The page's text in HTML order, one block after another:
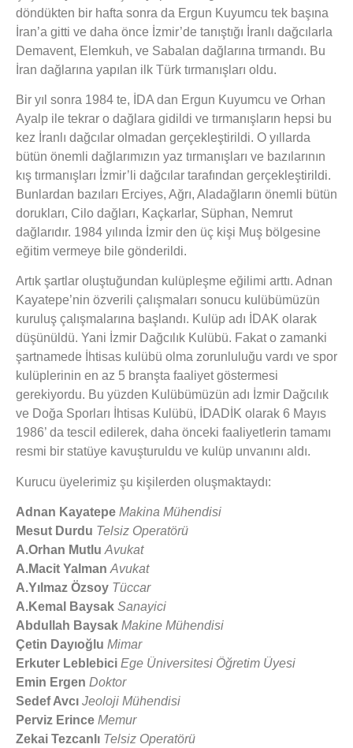
döndükten bir hafta sonra da Ergun Kuyumcu tek başına
İran’a gitti ve daha önce İzmir’de tanıştığı İranlı dağcılarla
Demavent, Elemkuh, ve Sabalan dağlarına tırmandı. Bu
İran dağlarına yapılan ilk Türk tırmanışları oldu.
Bir yıl sonra 1984 te, İDA dan Ergun Kuyumcu ve Orhan
Ayalp ile tekrar o dağlara gidildi ve tırmanışların hepsi bu
kez İranlı dağcılar olmadan gerçekleştirildi. O yıllarda
bütün önemli dağlarımızın yaz tırmanışları ve bazılarının
kış tırmanışları İzmir’li dağcılar tarafından gerçekleştirildi.
Bunlardan bazıları Erciyes, Ağrı, Aladağların önemli bütün
dorukları, Cilo dağları, Kaçkarlar, Süphan, Nemrut
dağlarıdır. 1984 yılında İzmir den üç kişi Muş bölgesine
eğitim vermeye bile gönderildi.
Artık şartlar oluştuğundan kulüpleşme eğilimi arttı. Adnan
Kayatepe’nin özverili çalışmaları sonucu kulübümüzün
kuruluş çalışmalarına başlandı. Kulüp adı İDAK olarak
düşünüldü. Yani İzmir Dağcılık Kulübü. Fakat o zamanki
şartnamede İhtisas kulübü olma zorunluluğu vardı ve spor
kulüplerinin en az 5 branşta faaliyet göstermesi
gerekiyordu. Bu yüzden Kulübümüzün adı İzmir Dağcılık
ve Doğa Sporları İhtisas Kulübü, İDADİK olarak 6 Mayıs
1986’ da tescil edilerek, daha önceki faaliyetlerin tamamı
resmi bir statüye kavuşturuldu ve kulüp unvanını aldı.
Kurucu üyelerimiz şu kişilerden oluşmaktaydı:
Adnan Kayatepe Makina Mühendisi
Mesut Durdu Telsiz Operatörü
A.Orhan Mutlu Avukat
A.Macit Yalman Avukat
A.Yılmaz Özsoy Tüccar
A.Kemal Baysak Sanayici
Abdullah Baysak Makine Mühendisi
Çetin Dayıoğlu Mimar
Erkuter Leblebici Ege Üniversitesi Öğretim Üyesi
Emin Ergen Doktor
Sedef Avcı Jeoloji Mühendisi
Perviz Erince Memur
Zekai Tezcanlı Telsiz Operatörü